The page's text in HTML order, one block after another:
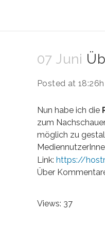
07 Juni
Posted at 18:26h
Nun habe ich die
zum
möglich zu
Link: https://
Über
Views: 37